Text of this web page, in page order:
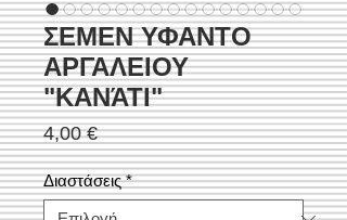
ΣΕΜΕΝ ΥΦΑΝΤΟ
ΑΡΓΑΛΕΙΟΥ
"ΚΑΝΆΤΙ"
4,00 €Τιμή
Διαστάσεις *